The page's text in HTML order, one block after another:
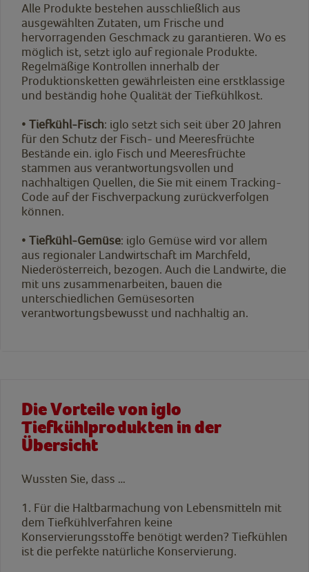
Alle Produkte bestehen ausschließlich aus
ausgewählten Zutaten, um Frische und
hervorragenden Geschmack zu garantieren. Wo es
möglich ist, setzt iglo auf regionale Produkte.
Regelmäßige Kontrollen innerhalb der
Produktionsketten gewährleisten eine erstklassige
und beständig hohe Qualität der Tiefkühlkost.
• Tiefkühl-Fisch: iglo setzt sich seit über 20 Jahren
für den Schutz der Fisch- und Meeresfrüchte
Bestände ein. iglo Fisch und Meeresfrüchte
stammen aus verantwortungsvollen und
nachhaltigen Quellen, die Sie mit einem Tracking-
Code auf der Fischverpackung zurückverfolgen
können.
• Tiefkühl-Gemüse: iglo Gemüse wird vor allem
aus regionaler Landwirtschaft im Marchfeld,
Niederösterreich, bezogen. Auch die Landwirte, die
mit uns zusammenarbeiten, bauen die
unterschiedlichen Gemüsesorten
verantwortungsbewusst und nachhaltig an.
Die Vorteile von iglo
Tiefkühlprodukten in der
Übersicht
Wussten Sie, dass …
1. Für die Haltbarmachung von Lebensmitteln mit
dem Tiefkühlverfahren keine
Konservierungsstoffe benötigt werden? Tiefkühlen
ist die perfekte natürliche Konservierung.